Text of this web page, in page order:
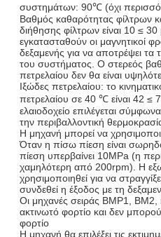
συστημάτων: 90℃ (όχι
Βαθμός καθαρότητας φίλτρων
διήθησης φίλτρων είναι 10 ≤ 30
εγκατασταθούν οι μαγνητικοί
δεξαμενής για να αποτρέψει
του συστήματος. Ο στερεός
πετρελαίου δεν θα είναι
Ιξώδες πετρελαίου: το
πετρελαίου σε 40 ℃ είναι 42 ≤
ελαιοδοχείο επιλέγεται
την περιβαλλοντική
Η μηχανή μπορεί να
Όταν η πίσω πίεση είναι
πίεση υπερβαίνει 10MPa (η
χαμηλότερη από 200rpm). Η
χρησιμοποιηθεί για να
συνδεθεί η έξοδος με τη
Οι μηχανές σειράς BMP1,
ακτινωτό φορτίο και δεν
φορτίο
Η μηχανή θα επιλέξει τις